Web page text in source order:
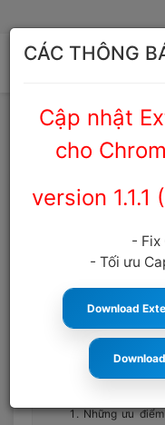
Trang chủ Cẩm
Dịch vụ giải
tốc độ siêu
anticaptcha.top
MỤC LỤC
Captcha yandex là
Những ưu
CÁC THÔNG
Cập nhật
cho
version
- Fix
- Tối ưu
Download